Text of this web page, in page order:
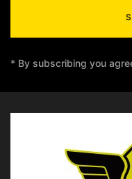
* By subscribing you